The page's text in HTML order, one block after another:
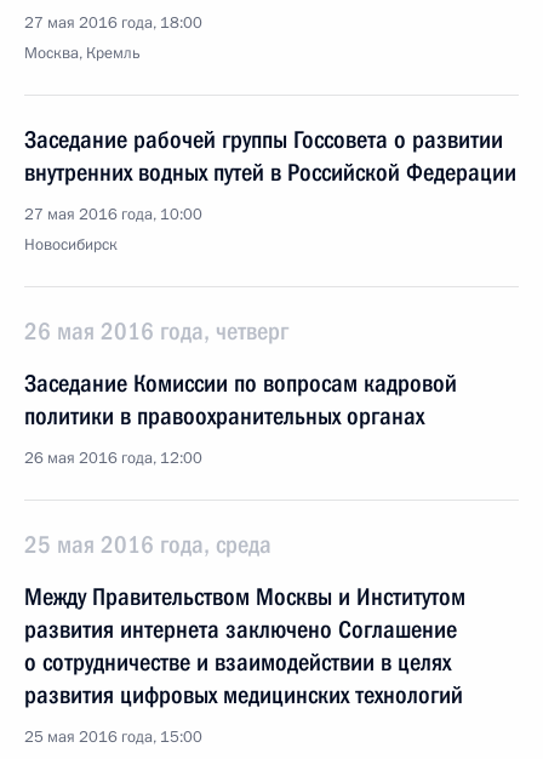
27 мая 2016 года, 18:00
Москва, Кремль
Заседание рабочей группы Госсовета о развитии
внутренних водных путей в Российской Федерации
27 мая 2016 года, 10:00
Новосибирск
26 мая 2016 года, четверг
Заседание Комиссии по вопросам кадровой
политики в правоохранительных органах
26 мая 2016 года, 12:00
25 мая 2016 года, среда
Между Правительством Москвы и Институтом
развития интернета заключено Соглашение
о сотрудничестве и взаимодействии в целях
развития цифровых медицинских технологий
25 мая 2016 года, 15:00